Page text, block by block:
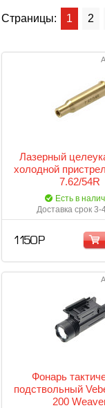
Страницы: 1 2
Лазерный
холодной
7.62/54R
Есть в
Доставка срок 3-
1 150 Р
Фонарь
подствольный
200